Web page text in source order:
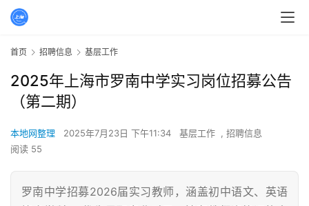
首页 招聘信息 基层工作
2025年上海市罗南中学实习岗位招募公告
（第二期）
本地网整理 2025年7月23日 下午11:34 基层工作 , 招聘信息
阅读 55
罗南中学招募2026届实习教师，涵盖初中语文、英语